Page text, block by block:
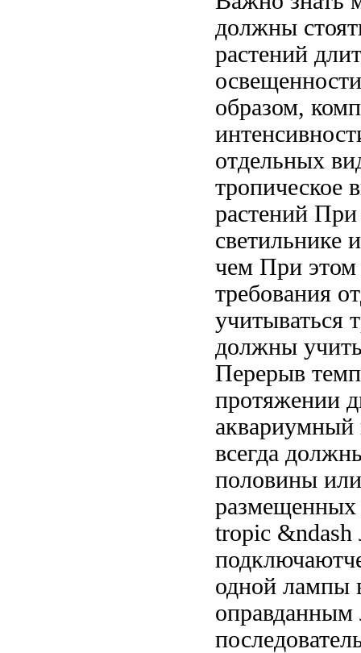
должны
растений
образом,
отдельных
тропическое
растений При
светильнике
чем При
требования
учитываться
должны
Перерыв
протяжении
аквариумный
всегда
половины
tropic &ndash
одной лампы
оправданным